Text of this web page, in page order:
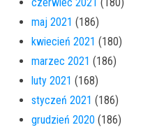
maj 2021 (186)
kwiecień 2021 (180)
marzec 2021 (186)
luty 2021 (168)
styczeń 2021 (186)
grudzień 2020 (186)